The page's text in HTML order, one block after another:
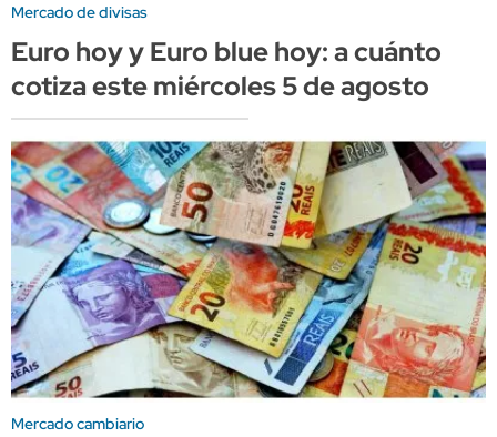
Mercado de divisas
Euro hoy y Euro blue hoy: a cuánto
cotiza este miércoles 5 de agosto
Mercado cambiario